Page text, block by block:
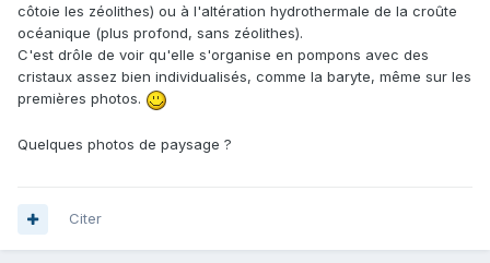
côtoie les zéolithes) ou à l'altération hydrothermale de la croûte
océanique (plus profond, sans zéolithes).
C'est drôle de voir qu'elle s'organise en pompons avec des
cristaux assez bien individualisés, comme la baryte, même sur les
premières photos.
Quelques photos de paysage ?
Citer